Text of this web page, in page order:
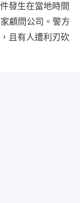
發生在當地時間
顧問公司。警方
且有人遭利刃砍